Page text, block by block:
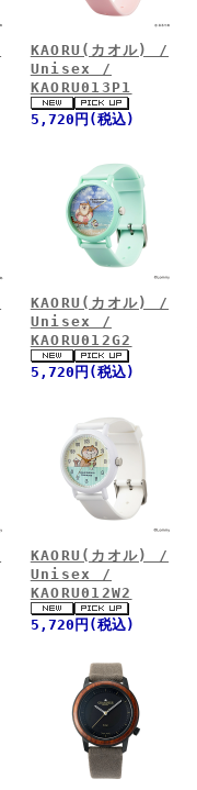
KAORU(カオル) /
Unisex /
KAORU013P1
5,720円(税込)
KAORU(カオル) /
Unisex /
KAORU012G2
5,720円(税込)
KAORU(カオル) /
Unisex /
KAORU012W2
5,720円(税込)